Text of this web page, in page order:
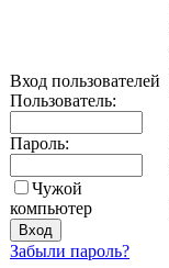
Вход пользователей
Пользователь:
Пароль:
Чужой
компьютер
Забыли пароль?